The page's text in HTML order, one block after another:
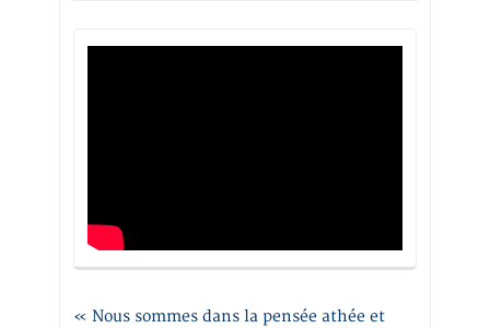
« Nous sommes dans la pensée athée et